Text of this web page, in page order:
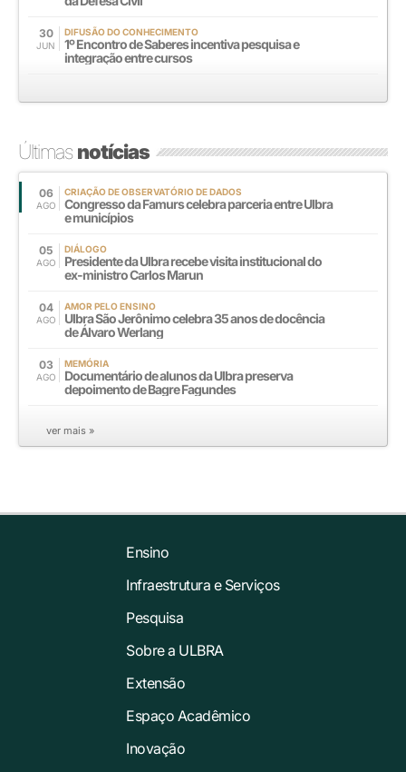
30
JUN
DIFUSÃO DO CONHECIMENTO
1º Encontro de Saberes incentiva pesquisa e
integração entre cursos
Últimasnotícias
06
AGO
CRIAÇÃO DE OBSERVATÓRIO DE DADOS
Congresso da Famurs celebra parceria entre Ulbra
e municípios
05
AGO
DIÁLOGO
Presidente da Ulbra recebe visita institucional do
ex-ministro Carlos Marun
04
AGO
AMOR PELO ENSINO
Ulbra São Jerônimo celebra 35 anos de docência
de Álvaro Werlang
03
AGO
MEMÓRIA
Documentário de alunos da Ulbra preserva
depoimento de Bagre Fagundes
ver mais »
Ensino
Infraestrutura e Serviços
Pesquisa
Sobre a ULBRA
Extensão
Espaço Acadêmico
Inovação